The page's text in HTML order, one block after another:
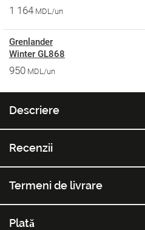
1 164 MDL/un
Grenlander
Winter GL868
950 MDL/un
Descriere
Recenzii
Termeni de livrare
Plată